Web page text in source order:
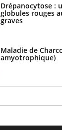
Drépanocytose :
globules rouges
graves
Maladie de
amyotrophique)